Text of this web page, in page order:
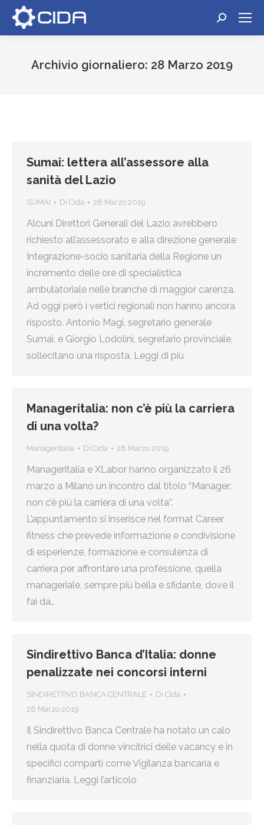
Cerca:
Archivio giornaliero: 28 Marzo 2019
Sumai: lettera all’assessore alla
sanità del Lazio
SUMAI Di Cida 28 Marzo 2019
Alcuni Direttori Generali del Lazio avrebbero
richiesto all’assessorato e alla direzione generale
Integrazione-socio sanitaria della Regione un
incremento delle ore di specialistica
ambulatoriale nelle branche di maggior carenza.
Ad oggi però i vertici regionali non hanno ancora
risposto. Antonio Magi, segretario generale
Sumai, e Giorgio Lodolini, segretario provinciale,
sollecitano una risposta. Leggi di più
Manageritalia: non c’è più la carriera
di una volta?
ManagerItalia Di Cida 28 Marzo 2019
Manageritalia e XLabor hanno organizzato il 26
marzo a Milano un incontro dal titolo “Manager:
non c’è più la carriera di una volta”.
L’appuntamento si inserisce nel format Career
fitness che prevede informazione e condivisione
di esperienze, formazione e consulenza di
carriera per affrontare una professione, quella
manageriale, sempre più bella e sfidante, dove il
fai da…
Sindirettivo Banca d’Italia: donne
penalizzate nei concorsi interni
SINDIRETTIVO BANCA CENTRALE Di Cida
28 Marzo 2019
Il Sindirettivo Banca Centrale ha notato un calo
nella quota di donne vincitrici delle vacancy e in
specifici comparti come Vigilanza bancaria e
finanziaria. Leggi l’articolo